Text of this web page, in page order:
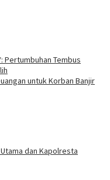
Pertumbuhan Tembus
untuk Korban Banjir
dan Kapolresta